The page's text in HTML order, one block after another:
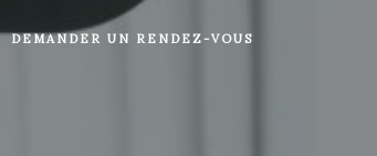
DEMANDER UN RENDEZ-VOUS